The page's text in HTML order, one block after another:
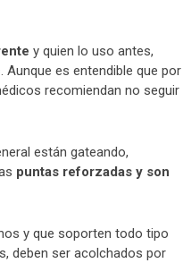
y quien lo uso antes,
es entendible que por
recomiendan no seguir
están gateando,
puntas reforzadas y son
y que soporten todo tipo
deben ser acolchados por